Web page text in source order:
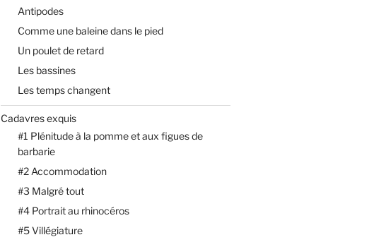
Antipodes
Comme une baleine dans le pied
Un poulet de retard
Les bassines
Les temps changent
Cadavres exquis
#1 Plénitude à la pomme et aux figues de
barbarie
#2 Accommodation
#3 Malgré tout
#4 Portrait au rhinocéros
#5 Villégiature